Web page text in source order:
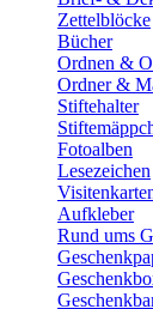
Zettelblöcke
Bücher
Ordnen &
Ordner &
Stiftehalter
Fotoalben
Lesezeichen
Aufkleber
Rund ums